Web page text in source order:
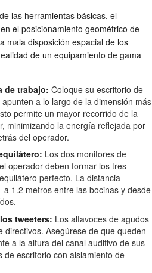
las herramientas básicas, el
el posicionamiento geométrico de
mala disposición espacial de los
de un equipamiento de gama
de trabajo: Coloque su escritorio de
a lo largo de la dimensión más
permite un mayor recorrido de la
minimizando la energía reflejada por
del operador.
Los dos monitores de
operador deben formar los tres
perfecto. La distancia
1.2 metros entre las bocinas y desde
tweeters: Los altavoces de agudos
directivos. Asegúrese de que queden
a la altura del canal auditivo de sus
de escritorio con aislamiento de